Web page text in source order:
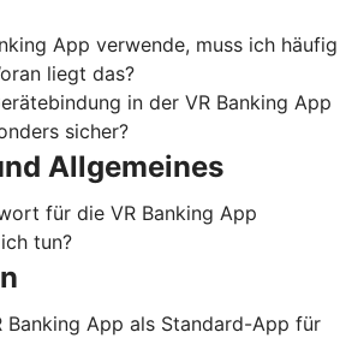
App verwende, muss ich häufig
liegt das?
in der VR Banking App
sicher?
Allgemeines
für die VR Banking App
tun?
Banking App als Standard-App für